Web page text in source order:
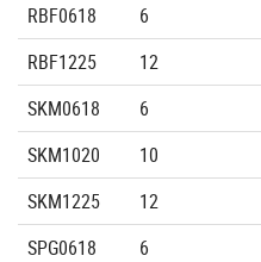
RBF0618
6
RBF1225
12
SKM0618
6
SKM1020
10
SKM1225
12
SPG0618
6